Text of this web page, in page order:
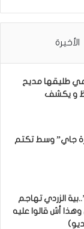
الأخيرة
طليقها مديح
و يكشف
جاي” وسط تكتم
الزردي تهاجم
أش قالوا عليه